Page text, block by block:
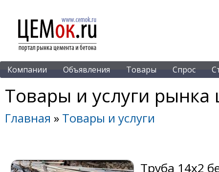
Компании Объявления Товары Спрос
Товары и услуги рынка
Главная » Товары и услуги
Труба 14х2